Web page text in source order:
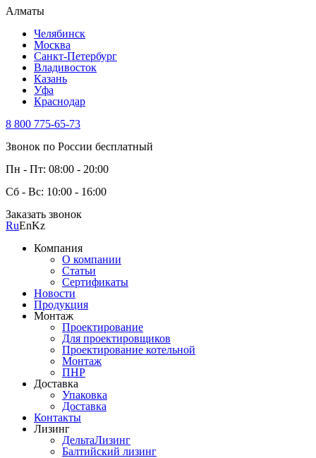
Алматы
Челябинск
Москва
Санкт-Петербург
Владивосток
Казань
Уфа
Краснодар
8 800 775-65-73
Звонок по России бесплатный
Пн - Пт: 08:00 - 20:00
Сб - Вс: 10:00 - 16:00
Заказать звонок
RuEnKz
Компания
О компании
Статьи
Сертификаты
Новости
Продукция
Монтаж
Проектирование
Для проектировщиков
Проектирование котельной
Монтаж
ПНР
Доставка
Упаковка
Доставка
Контакты
Лизинг
ДельтаЛизинг
Балтийский лизинг